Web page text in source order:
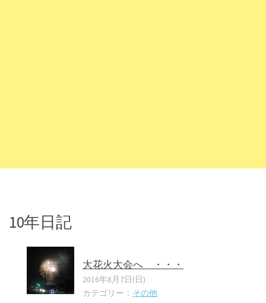
10年日記
大花火大会へ ・・・
2016年8月7日(日)
カテゴリー： その他